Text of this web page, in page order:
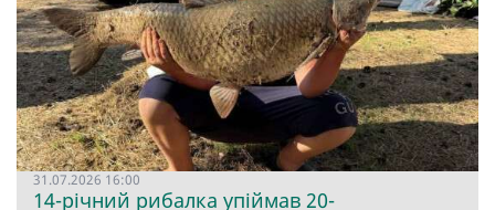
31.07.2026 16:00
14-річний рибалка упіймав 20-